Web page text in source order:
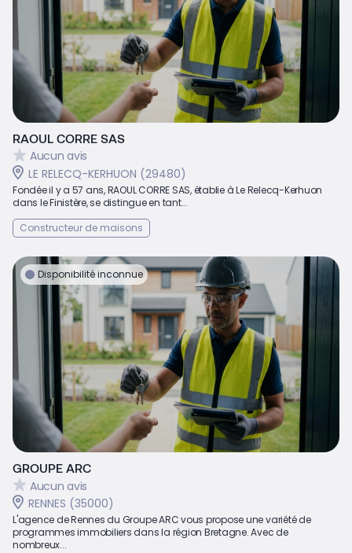
RAOUL CORRE SAS
Aucun avis
LE RELECQ-KERHUON (29480)
Fondée il y a 57 ans, RAOUL CORRE SAS, établie à Le Relecq-Kerhuon
dans le Finistère, se distingue en tant...
Constructeur de maisons
Disponibilité inconnue
GROUPE ARC
Aucun avis
RENNES (35000)
L'agence de Rennes du Groupe ARC vous propose une variété de
programmes immobiliers dans la région Bretagne. Avec de
nombreux...